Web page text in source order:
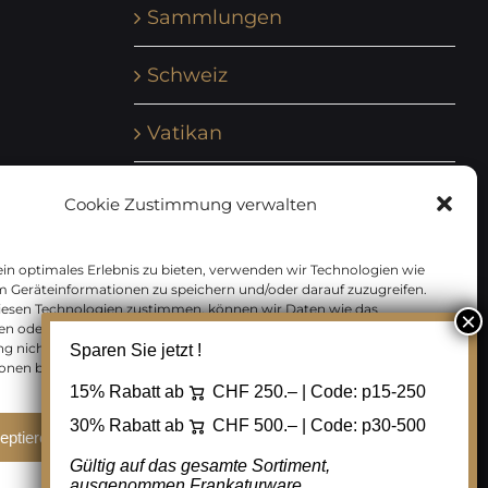
Cookie Zustimmung verwalten
optimales Erlebnis zu bieten, verwenden wir Technologien wie
Geräteinformationen zu speichern und/oder darauf zuzugreifen.
Technologien zustimmen, können wir Daten wie das
oder eindeutige IDs auf dieser Website verarbeiten. Wenn Sie Ihre
nicht erteilen oder zurückziehen, können bestimmte Merkmale
beeinträchtigt werden.
Ablehnen Cookie Einstellungen
Sammlungen
Schweiz
Vatikan
Zensurbelege Österreich
Zensurbelege Schweiz
Sparen Sie jetzt !
15% Rabatt ab CHF 250.– | Code: p15-250
30% Rabatt ab
CHF 500.– | Code: p30-500
Gültig auf das gesamte Sortiment,